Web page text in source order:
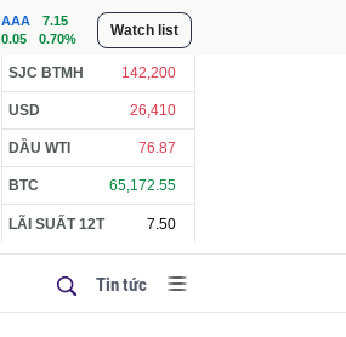
AAA
7.15
0.05
0.70% Watch list
SJC BTMH 142,200
USD 26,410
DẦU WTI 76.87
BTC 65,172.55
LÃI SUẤT 12T 7.50
Tin tức